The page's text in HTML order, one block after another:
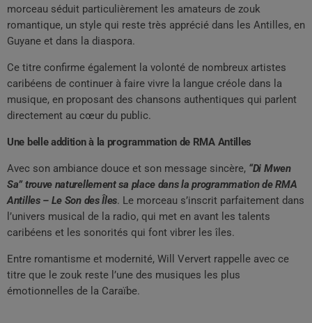
morceau séduit particulièrement les amateurs de zouk
romantique, un style qui reste très apprécié dans les Antilles, en
Guyane et dans la diaspora.
Ce titre confirme également la volonté de nombreux artistes
caribéens de continuer à faire vivre la langue créole dans la
musique, en proposant des chansons authentiques qui parlent
directement au cœur du public.
Une belle addition à la programmation de RMA Antilles
Avec son ambiance douce et son message sincère, “Di Mwen
Sa” trouve naturellement sa place dans la programmation de RMA
Antilles – Le Son des Îles. Le morceau s’inscrit parfaitement dans
l’univers musical de la radio, qui met en avant les talents
caribéens et les sonorités qui font vibrer les îles.
Entre romantisme et modernité, Will Ververt rappelle avec ce
titre que le zouk reste l’une des musiques les plus
émotionnelles de la Caraïbe.